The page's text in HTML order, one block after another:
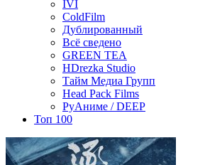
IVI
ColdFilm
Дублированный
Всё сведено
GREEN TEA
HDrezka Studio
Тайм Медиа Групп
Head Pack Films
РуАниме / DEEP
Топ 100